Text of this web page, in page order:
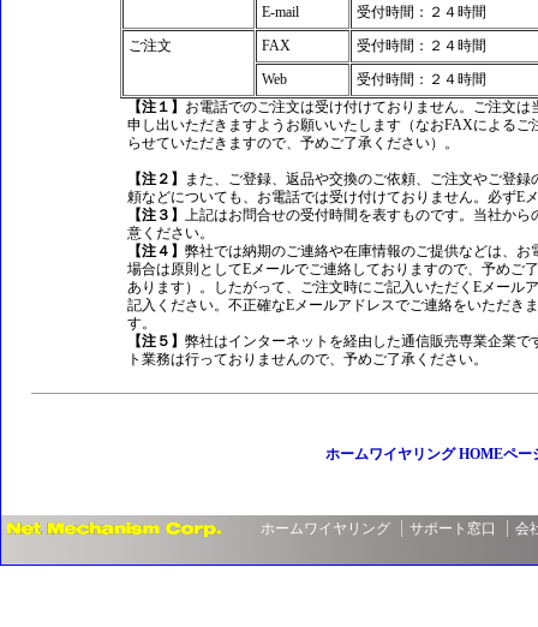
E-mail
受付時間：２４時間
ご注文
FAX
受付時間：２４時間
Web
受付時間：２４時間
【注１】 お電話でのご注文は受け付けておりません。ご注文
申し出いただきますようお願いいたします（なおFAXによる
らせていただきますので、予めご了承ください）。
【注２】
また、ご登録、返品や交換のご依頼、ご注文やご登
頼などについても、お電話では受け付けておりません。必ずE
【注３】 上記はお問合せの受付時間を表すものです。当社か
意ください。
【注４】 弊社では納期のご連絡や在庫情報のご提供などは、
場合は原則としてEメールでご連絡しておりますので、予めご
あります）。したがって、ご注文時にご記入いただくEメール
記入ください。不正確なEメールアドレスでご連絡をいただき
す。
【注５】 弊社はインターネットを経由した通信販売専業企業
ト業務は行っておりませんので、予めご了承ください。
ホームワイヤリング HOMEペー
ホームワイヤリング サポート窓口 会